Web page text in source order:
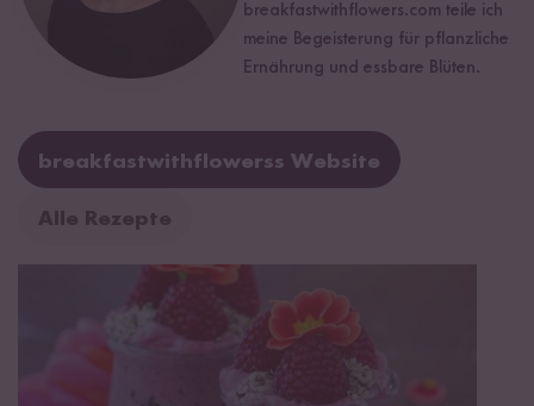
breakfastwithflowers.com teile ich
meine Begeisterung für pflanzliche
Ernährung und essbare Blüten.
breakfastwithflowerss Website
Alle Rezepte